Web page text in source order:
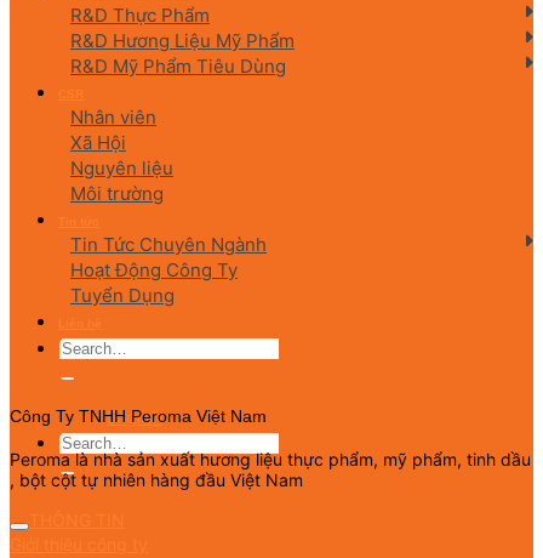
R&D Thực Phẩm
R&D Hương Liệu Mỹ Phẩm
R&D Mỹ Phẩm Tiêu Dùng
Nhân viên
Xã Hội
Nguyên liệu
Môi trường
Tin Tức Chuyên Ngành
Hoạt Động Công Ty
Tuyển Dụng
English
Công Ty TNHH Peroma Việt Nam
Peroma là nhà sản xuất hương liệu thực phẩm, mỹ phẩm, tinh dầu
, bột cột tự nhiên hàng đầu Việt Nam